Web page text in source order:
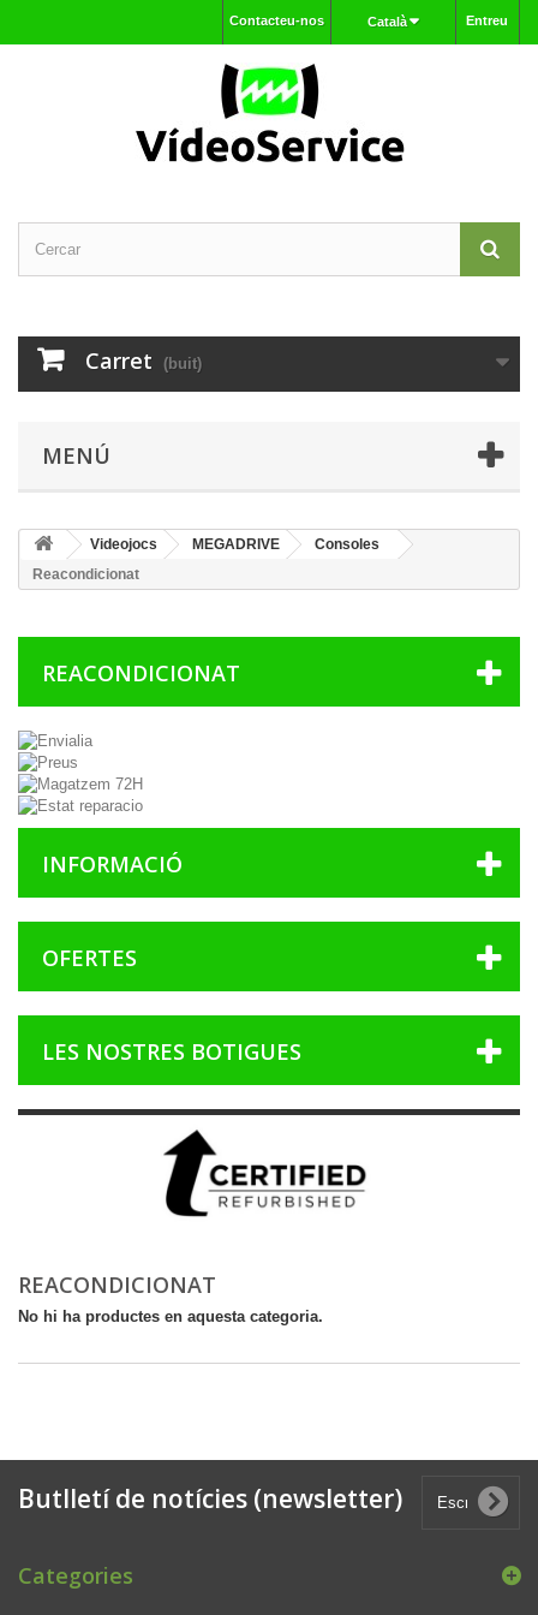
Entreu
Català
Contacteu-nos
Carret (buit)
MENÚ
Videojocs MEGADRIVE
Consoles
Reacondicionat
REACONDICIONAT
INFORMACIÓ
OFERTES
LES NOSTRES BOTIGUES
REACONDICIONAT
No hi ha productes en aquesta categoria.
Butlletí de notícies (newsletter)
Categories